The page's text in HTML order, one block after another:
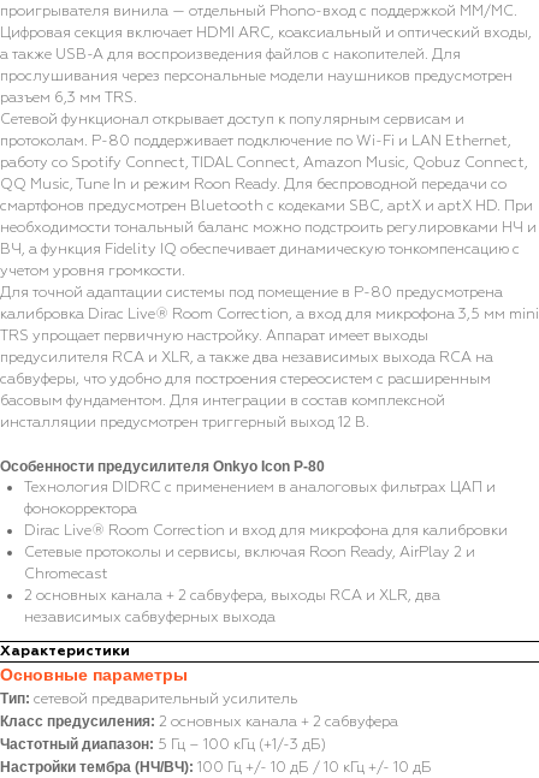
проигрывателя винила — отдельный Phono-вход с поддержкой MM/MC.
Цифровая секция включает HDMI ARC, коаксиальный и оптический входы,
а также USB-A для воспроизведения файлов с накопителей. Для
прослушивания через персональные модели наушников предусмотрен
разъем 6,3 мм TRS.
Сетевой функционал открывает доступ к популярным сервисам и
протоколам. P-80 поддерживает подключение по Wi-Fi и LAN Ethernet,
работу со Spotify Connect, TIDAL Connect, Amazon Music, Qobuz Connect,
QQ Music, Tune In и режим Roon Ready. Для беспроводной передачи со
смартфонов предусмотрен Bluetooth с кодеками SBC, aptX и aptX HD. При
необходимости тональный баланс можно подстроить регулировками НЧ и
ВЧ, а функция Fidelity IQ обеспечивает динамическую тонкомпенсацию с
учетом уровня громкости.
Для точной адаптации системы под помещение в P-80 предусмотрена
калибровка Dirac Live® Room Correction, а вход для микрофона 3,5 мм mini
TRS упрощает первичную настройку. Аппарат имеет выходы
предусилителя RCA и XLR, а также два независимых выхода RCA на
сабвуферы, что удобно для построения стереосистем с расширенным
басовым фундаментом. Для интеграции в состав комплексной
инсталляции предусмотрен триггерный выход 12 В.
Особенности предусилителя Onkyo Icon P-80
Технология DIDRC с применением в аналоговых фильтрах ЦАП и
фонокорректора
Dirac Live® Room Correction и вход для микрофона для калибровки
Сетевые протоколы и сервисы, включая Roon Ready, AirPlay 2 и
Chromecast
2 основных канала + 2 сабвуфера, выходы RCA и XLR, два
независимых сабвуферных выхода
Характеристики
Основные параметры
Тип: сетевой предварительный усилитель
Класс предусиления: 2 основных канала + 2 сабвуфера
Частотный диапазон: 5 Гц – 100 кГц (+1/-3 дБ)
Настройки тембра (НЧ/ВЧ): 100 Гц +/- 10 дБ / 10 кГц +/- 10 дБ